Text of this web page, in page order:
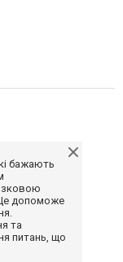
бажають
допоможе
та
питань, що